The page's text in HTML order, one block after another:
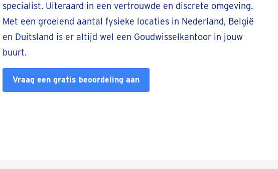
specialist. Uiteraard in een vertrouwde en discrete omgeving.
Met een groeiend aantal fysieke locaties in Nederland, België
en Duitsland is er altijd wel een Goudwisselkantoor in jouw
buurt.
Vraag een gratis beoordeling aan